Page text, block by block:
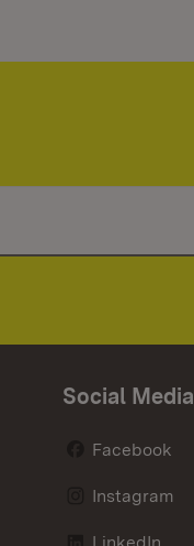
Social Media
Facebook
Instagram